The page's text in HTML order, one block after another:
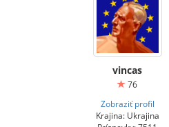
vincas
76
Zobraziť profil
Krajina: Ukrajina